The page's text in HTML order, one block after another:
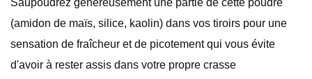
Saupoudrez généreusement une partie de cette poudre
(amidon de maïs, silice, kaolin) dans vos tiroirs pour une
sensation de fraîcheur et de picotement qui vous évite
d'avoir à rester assis dans votre propre crasse